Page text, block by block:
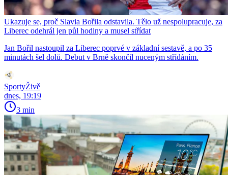
Ukazuje se, proč Slavia Bořila odstavila. Tělo už nespolupracuje, za
Liberec odehrál jen půl hodiny a musel střídat
Jan Bořil nastoupil za Liberec poprvé v základní sestavě, a po 35
minutách šel dolů. Debut v Brně skončil nuceným střídáním.
SportyŽivě
dnes, 19:19
3 min